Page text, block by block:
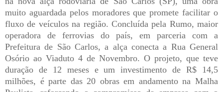
muito aguardada pelos moradores que promete facilitar o
fluxo de veículos na região. Concluída pela Rumo, maior
operadora de ferrovias do país, em parceria com a
Prefeitura de São Carlos, a alça conecta a Rua General
Osório ao Viaduto 4 de Novembro. O projeto, que teve
duração de 12 meses e um investimento de R$ 14,5
milhões, é parte das 20 obras em andamento na Malha